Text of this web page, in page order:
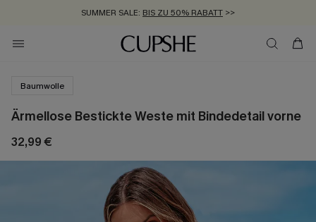
SUMMER SALE: BIS ZU 50% RABATT >>
ZUM NEWSLETTER:BIS ZU -20% EXTRA ERHALTEN
KOSTENLOSER VERSAND AB 89 €
Baumwolle
Ärmellose Bestickte Weste mit Bindedetail vorne
32,99 €